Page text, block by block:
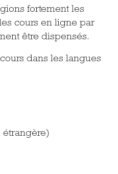
fortement les
cours en ligne par
être dispensés.
dans les langues
étrangère)